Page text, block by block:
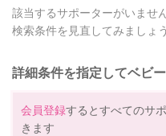
該当するサポーターがいません
検索条件を見直してみましょう
詳細条件を指定してベビ
会員登録するとすべてのサ
きます